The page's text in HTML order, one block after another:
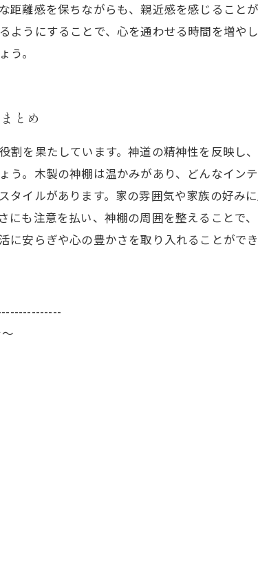
距離感を保ちながらも、親近感を感じること
ようにすることで、心を通わせる時間を増や
う。
とめ
割を果たしています。神道の精神性を反映し
う。木製の神棚は温かみがあり、どんなイン
タイルがあります。家の雰囲気や家族の好み
も注意を払い、神棚の周囲を整えることで
に安らぎや心の豊かさを取り入れることがで